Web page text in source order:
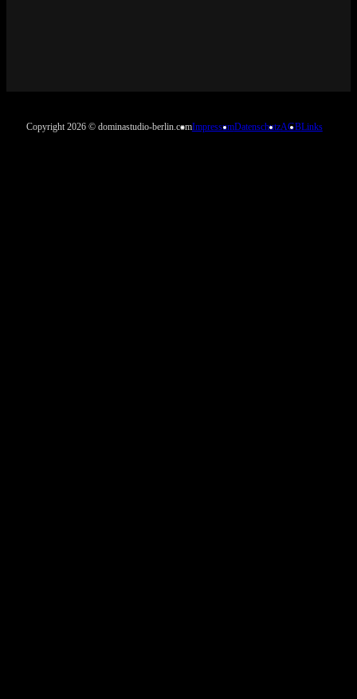
Copyright 2026 © dominastudio-berlin.comImpressumDatenschutzAGBLinks